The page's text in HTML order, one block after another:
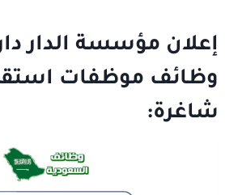
إعلان مؤسسة الدار
وظائف موظفات
شاغرة: